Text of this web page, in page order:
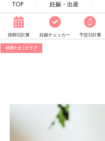
TOP 妊娠・出産
排卵日計算 妊娠チェッカー 予定日計算
妊活たまごクラブ